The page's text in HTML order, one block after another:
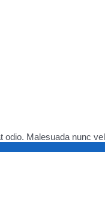
odio. Malesuada nunc